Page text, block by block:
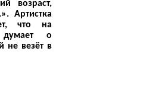
возраст,
Артистка
что на
о
не везёт в